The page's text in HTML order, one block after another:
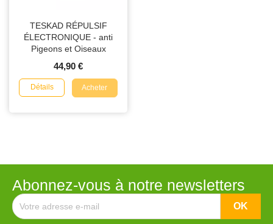
TESKAD RÉPULSIF
ÉLECTRONIQUE - anti
Pigeons et Oiseaux
44,90 €
Détails Acheter
Abonnez-vous à notre newsletters